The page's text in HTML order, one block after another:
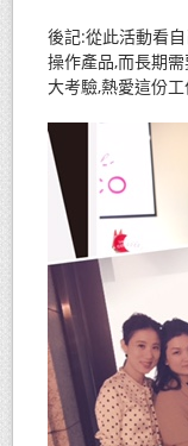
後記:從此活動看
操作產品,而長期
大考驗,熱愛這份